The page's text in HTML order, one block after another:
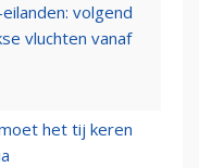
volgend
vluchten vanaf
het tij keren